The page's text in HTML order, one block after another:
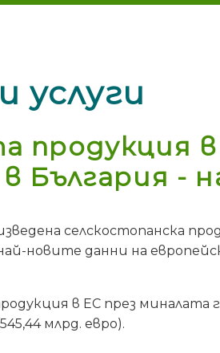
услуги
в
България -
селскостопанска
най-новите данни на
в ЕС през миналата
млрд. евро).